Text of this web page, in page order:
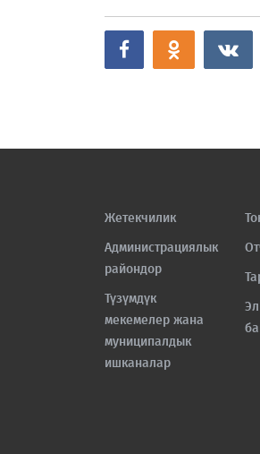
Жетекчилик
Администрациялык
райондор
Түзүмдүк
мекемелер жана
муниципалдык
ишканалар